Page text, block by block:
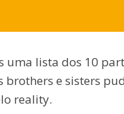
uma lista dos 10
e sisters
reality.